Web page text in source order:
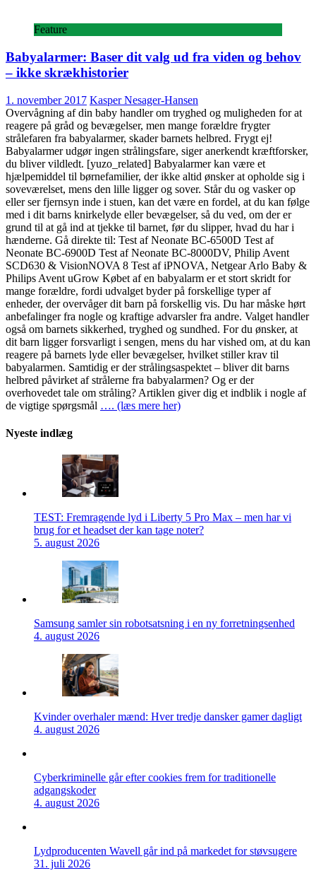
Feature
Babyalarmer: Baser dit valg ud fra viden og behov
– ikke skrækhistorier
1. november 2017 Kasper Nesager-Hansen
Overvågning af din baby handler om tryghed og muligheden for at
reagere på gråd og bevægelser, men mange forældre frygter
strålefaren fra babyalarmer, skader barnets helbred. Frygt ej!
Babyalarmer udgør ingen strålingsfare, siger anerkendt kræftforsker,
du bliver vildledt. [yuzo_related] Babyalarmer kan være et
hjælpemiddel til børnefamilier, der ikke altid ønsker at opholde sig i
soveværelset, mens den lille ligger og sover. Står du og vasker op
eller ser fjernsyn inde i stuen, kan det være en fordel, at du kan følge
med i dit barns knirkelyde eller bevægelser, så du ved, om der er
grund til at gå ind at tjekke til barnet, før du slipper, hvad du har i
hænderne. Gå direkte til: Test af Neonate BC-6500D Test af
Neonate BC-6900D Test af Neonate BC-8000DV, Philip Avent
SCD630 & VisionNOVA 8 Test af iPNOVA, Netgear Arlo Baby &
Philips Avent uGrow Købet af en babyalarm er et stort skridt for
mange forældre, fordi udvalget byder på forskellige typer af
enheder, der overvåger dit barn på forskellig vis. Du har måske hørt
anbefalinger fra nogle og kraftige advarsler fra andre. Valget handler
også om barnets sikkerhed, tryghed og sundhed. For du ønsker, at
dit barn ligger forsvarligt i sengen, mens du har vished om, at du kan
reagere på barnets lyde eller bevægelser, hvilket stiller krav til
babyalarmen. Samtidig er der strålingsaspektet – bliver dit barns
helbred påvirket af strålerne fra babyalarmen? Og er der
overhovedet tale om stråling? Artiklen giver dig et indblik i nogle af
de vigtige spørgsmål …. (læs mere her)
Nyeste indlæg
TEST: Fremragende lyd i Liberty 5 Pro Max – men har vi
brug for et headset der kan tage noter?
5. august 2026
Samsung samler sin robotsatsning i en ny forretningsenhed
4. august 2026
Kvinder overhaler mænd: Hver tredje dansker gamer dagligt
4. august 2026
Cyberkriminelle går efter cookies frem for traditionelle
adgangskoder
4. august 2026
Lydproducenten Wavell går ind på markedet for støvsugere
31. juli 2026